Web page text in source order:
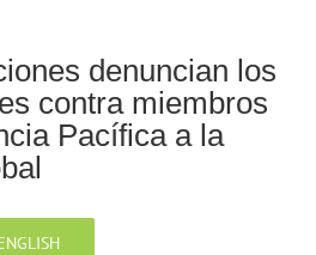
denuncian los
contra miembros
Pacífica a la